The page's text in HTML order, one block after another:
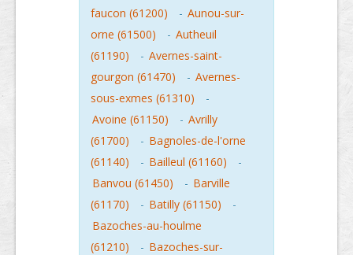
faucon (61200)
- Aunou-sur-
orne (61500)
- Autheuil
(61190)
- Avernes-saint-
gourgon (61470)
- Avernes-
sous-exmes (61310)
-
Avoine (61150)
- Avrilly
(61700)
- Bagnoles-de-l'orne
(61140)
- Bailleul (61160)
-
Banvou (61450)
- Barville
(61170)
- Batilly (61150)
-
Bazoches-au-houlme
(61210)
- Bazoches-sur-